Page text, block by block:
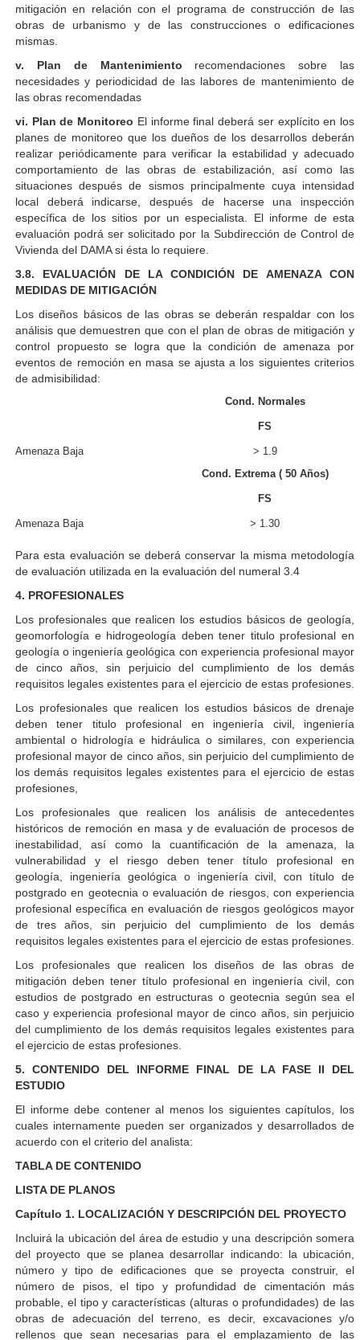
mitigación en relación con el programa de construcción de las
obras de urbanismo y de las construcciones o edificaciones
mismas.
v. Plan de Mantenimiento recomendaciones sobre las
necesidades y periodicidad de las labores de mantenimiento de
las obras recomendadas
vi. Plan de Monitoreo El informe final deberá ser explícito en los
planes de monitoreo que los dueños de los desarrollos deberán
realizar periódicamente para verificar la estabilidad y adecuado
comportamiento de las obras de estabilización, así como las
situaciones después de sismos principalmente cuya intensidad
local deberá indicarse, después de hacerse una inspección
específica de los sitios por un especialista. El informe de esta
evaluación podrá ser solicitado por la Subdirección de Control de
Vivienda del DAMA si ésta lo requiere.
3.8. EVALUACIÓN DE LA CONDICIÓN DE AMENAZA CON
MEDIDAS DE MITIGACIÓN
Los diseños básicos de las obras se deberán respaldar con los
análisis que demuestren que con el plan de obras de mitigación y
control propuesto se logra que la condición de amenaza por
eventos de remoción en masa se ajusta a los siguientes criterios
de admisibilidad:
Cond. Normales
FS
Amenaza Baja
> 1.9
Cond. Extrema ( 50 Años)
FS
Amenaza Baja > 1.30
Para esta evaluación se deberá conservar la misma metodología
de evaluación utilizada en la evaluación del numeral 3.4
4. PROFESIONALES
Los profesionales que realicen los estudios básicos de geología,
geomorfología e hidrogeología deben tener titulo profesional en
geología o ingeniería geológica con experiencia profesional mayor
de cinco años, sin perjuicio del cumplimiento de los demás
requisitos legales existentes para el ejercicio de estas profesiones.
Los profesionales que realicen los estudios básicos de drenaje
deben tener titulo profesional en ingeniería civil, ingeniería
ambiental o hidrología e hidráulica o similares, con experiencia
profesional mayor de cinco años, sin perjuicio del cumplimiento de
los demás requisitos legales existentes para el ejercicio de estas
profesiones,
Los profesionales que realicen los análisis de antecedentes
históricos de remoción en masa y de evaluación de procesos de
inestabilidad, así como la cuantificación de la amenaza, la
vulnerabilidad y el riesgo deben tener título profesional en
geología, ingeniería geológica o ingeniería civil, con título de
postgrado en geotecnia o evaluación de riesgos, con experiencia
profesional específica en evaluación de riesgos geológicos mayor
de tres años, sin perjuicio del cumplimiento de los demás
requisitos legales existentes para el ejercicio de estas profesiones.
Los profesionales que realicen los diseños de las obras de
mitigación deben tener título profesional en ingeniería civil, con
estudios de postgrado en estructuras o geotecnia según sea el
caso y experiencia profesional mayor de cinco años, sin perjuicio
del cumplimiento de los demás requisitos legales existentes para
el ejercicio de estas profesiones.
5. CONTENIDO DEL INFORME FINAL DE LA FASE II DEL
ESTUDIO
El informe debe contener al menos los siguientes capítulos, los
cuales internamente pueden ser organizados y desarrollados de
acuerdo con el criterio del analista:
TABLA DE CONTENIDO
LISTA DE PLANOS
Capítulo 1. LOCALIZACIÓN Y DESCRIPCIÓN DEL PROYECTO
Incluirá la ubicación del área de estudio y una descripción somera
del proyecto que se planea desarrollar indicando: la ubicación,
número y tipo de edificaciones que se proyecta construir, el
número de pisos, el tipo y profundidad de cimentación más
probable, el tipo y características (alturas o profundidades) de las
obras de adecuación del terreno, es decir, excavaciones y/o
rellenos que sean necesarias para el emplazamiento de las